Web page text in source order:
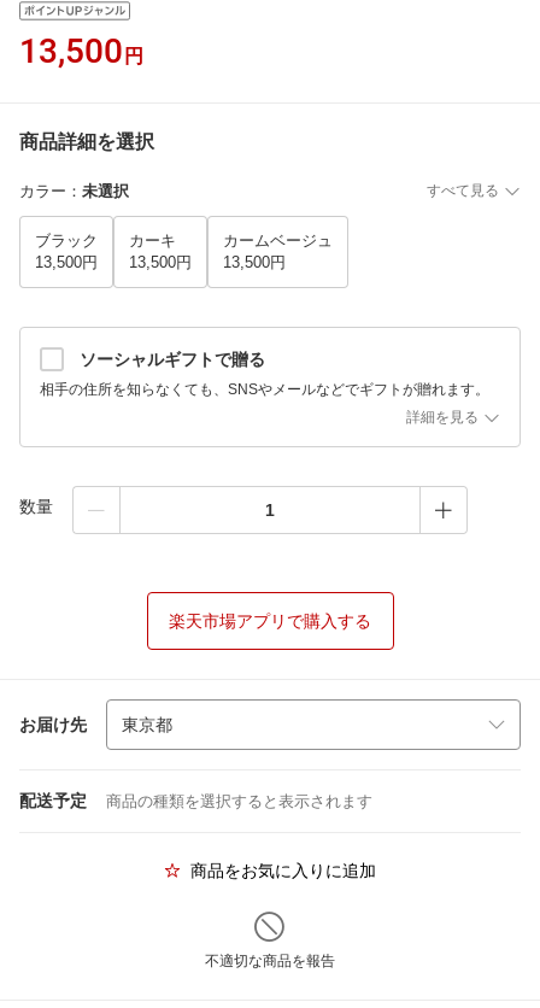
13,500 円
商品詳細を選択
カラー ： 未選択 すべて見る
ブラック
13,500円
カーキ
13,500円
カームベージュ
13,500円
ソーシャルギフトで贈る
相手の住所を知らなくても、SNSやメールなどでギフトが贈れます。
詳細を見る
数量
楽天市場アプリで購入する
お届け先
配送予定 商品の種類を選択すると表示されます
商品をお気に入りに追加
不適切な商品を報告